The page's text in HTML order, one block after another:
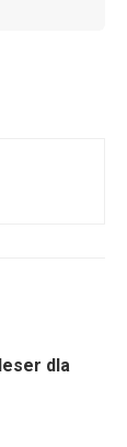
dla